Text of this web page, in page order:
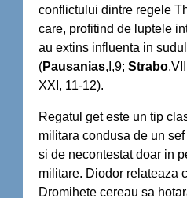
conflictului dintre regele
care, profitind de luptele
au extins influenta in
(Pausanias,I,9; Strabo
XXI, 11-12).
Regatul get este un tip
militara condusa de un
si de necontestat doar in
militare. Diodor relateaza
Dromihete cereau sa